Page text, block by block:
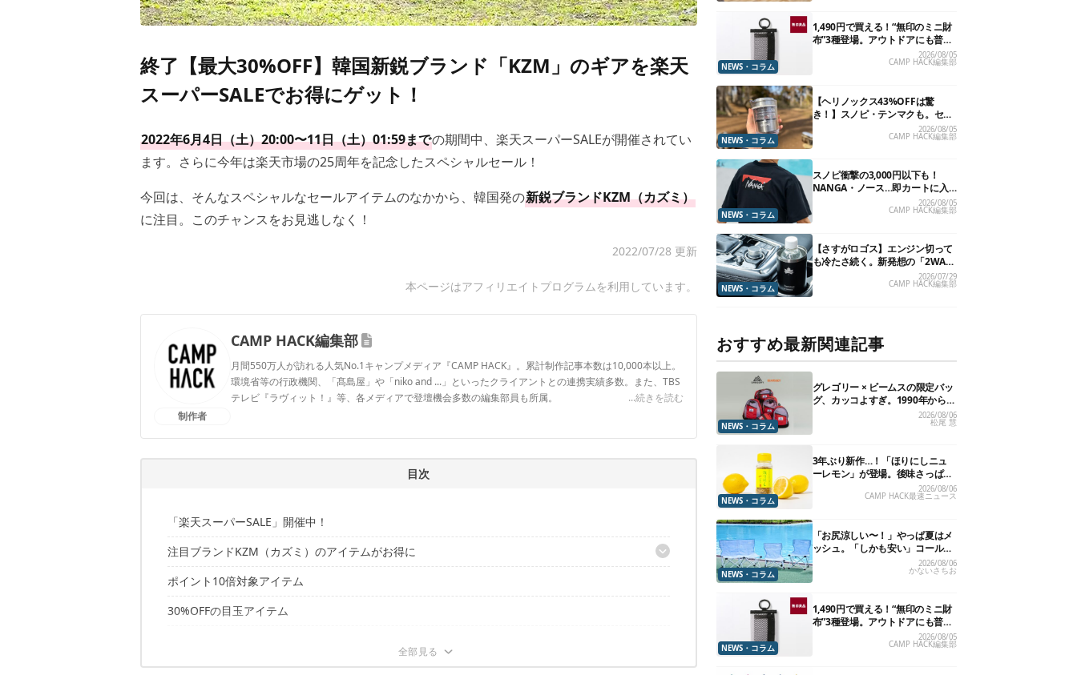
終了【最大30%OFF】韓国新鋭ブランド「KZM」のギアを楽天
スーパーSALEでお得にゲット！
2022年6月4日（土）20:00〜11日（土）01:59までの期間中、楽天スーパーSALEが開催されてい
ます。さらに今年は楽天市場の25周年を記念したスペシャルセール！
今回は、そんなスペシャルなセールアイテムのなかから、韓国発の新鋭ブランドKZM（カズミ）
に注目。このチャンスをお見逃しなく！
2022/07/28 更新
本ページはアフィリエイトプログラムを利用しています。
制作者
CAMP HACK編集部
月間550万人が訪れる人気No.1キャンプメディア『CAMP HACK』。累計制作記事本数は10,000本以上。
環境省等の行政機関、「髙島屋」や「niko and ...」といったクライアントとの連携実績多数。また、TBS
テレビ『ラヴィット！』等、各メディアで登壇機会多数の編集部員も所属。
...続きを読む
目次
「楽天スーパーSALE」開催中！
注目ブランドKZM（カズミ）のアイテムがお得に
こちらの記事もSALE中！
ポイント10倍対象アイテム
30%OFFの目玉アイテム
NEWS・コラム
1,490円で買える！“無印のミニ財
布”3種登場。アウトドアにも普段
2026/08/05
CAMP HACK編集部
NEWS・コラム
【ヘリノックス43%OFFは驚
き！】スノピ・テンマクも。セー
ル中の「見逃せないキャンプ道
具」12選
2026/08/05
CAMP HACK編集部
NEWS・コラム
スノピ衝撃の3,000円以下も！
NANGA・ノース…即カートに入
れたいアウトドアな「値下げ夏
2026/08/05
CAMP HACK編集部
NEWS・コラム
【さすがロゴス】エンジン切って
も冷たさ続く。新発想の「2WAY
仕様ボトルホルダー」が頼りにな
ります
2026/07/29
CAMP HACK編集部
おすすめ最新関連記事
NEWS・コラム
グレゴリー × ビームスの限定バッ
グ、カッコよすぎ。1990年から“3
年のみ使用”されていた、紫タグ
2026/08/06
松尾 慧
NEWS・コラム
3年ぶり新作…！「ほりにしニュ
ーレモン」が登場。後味さっぱり
の万能スパイス！【8月21日発
2026/08/06
CAMP HACK最速ニュース
NEWS・コラム
「お尻涼しい〜！」やっぱ夏はメ
ッシュ。「しかも安い」コールマ
ン今年の新作は、カラーもさわや
かです
2026/08/06
かないさちお
NEWS・コラム
1,490円で買える！“無印のミニ財
布”3種登場。アウトドアにも普段
2026/08/05
CAMP HACK編集部